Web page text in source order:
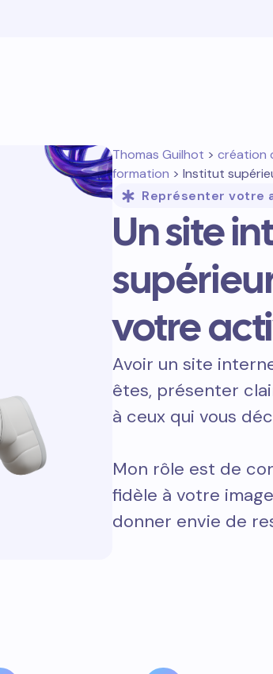
Thomas Guilhot > création
formation > Institut
Représenter votre
Un site
votre
Avoir un site
êtes, présenter
à ceux qui vous
Mon rôle est de
fidèle à votre
donner envie de